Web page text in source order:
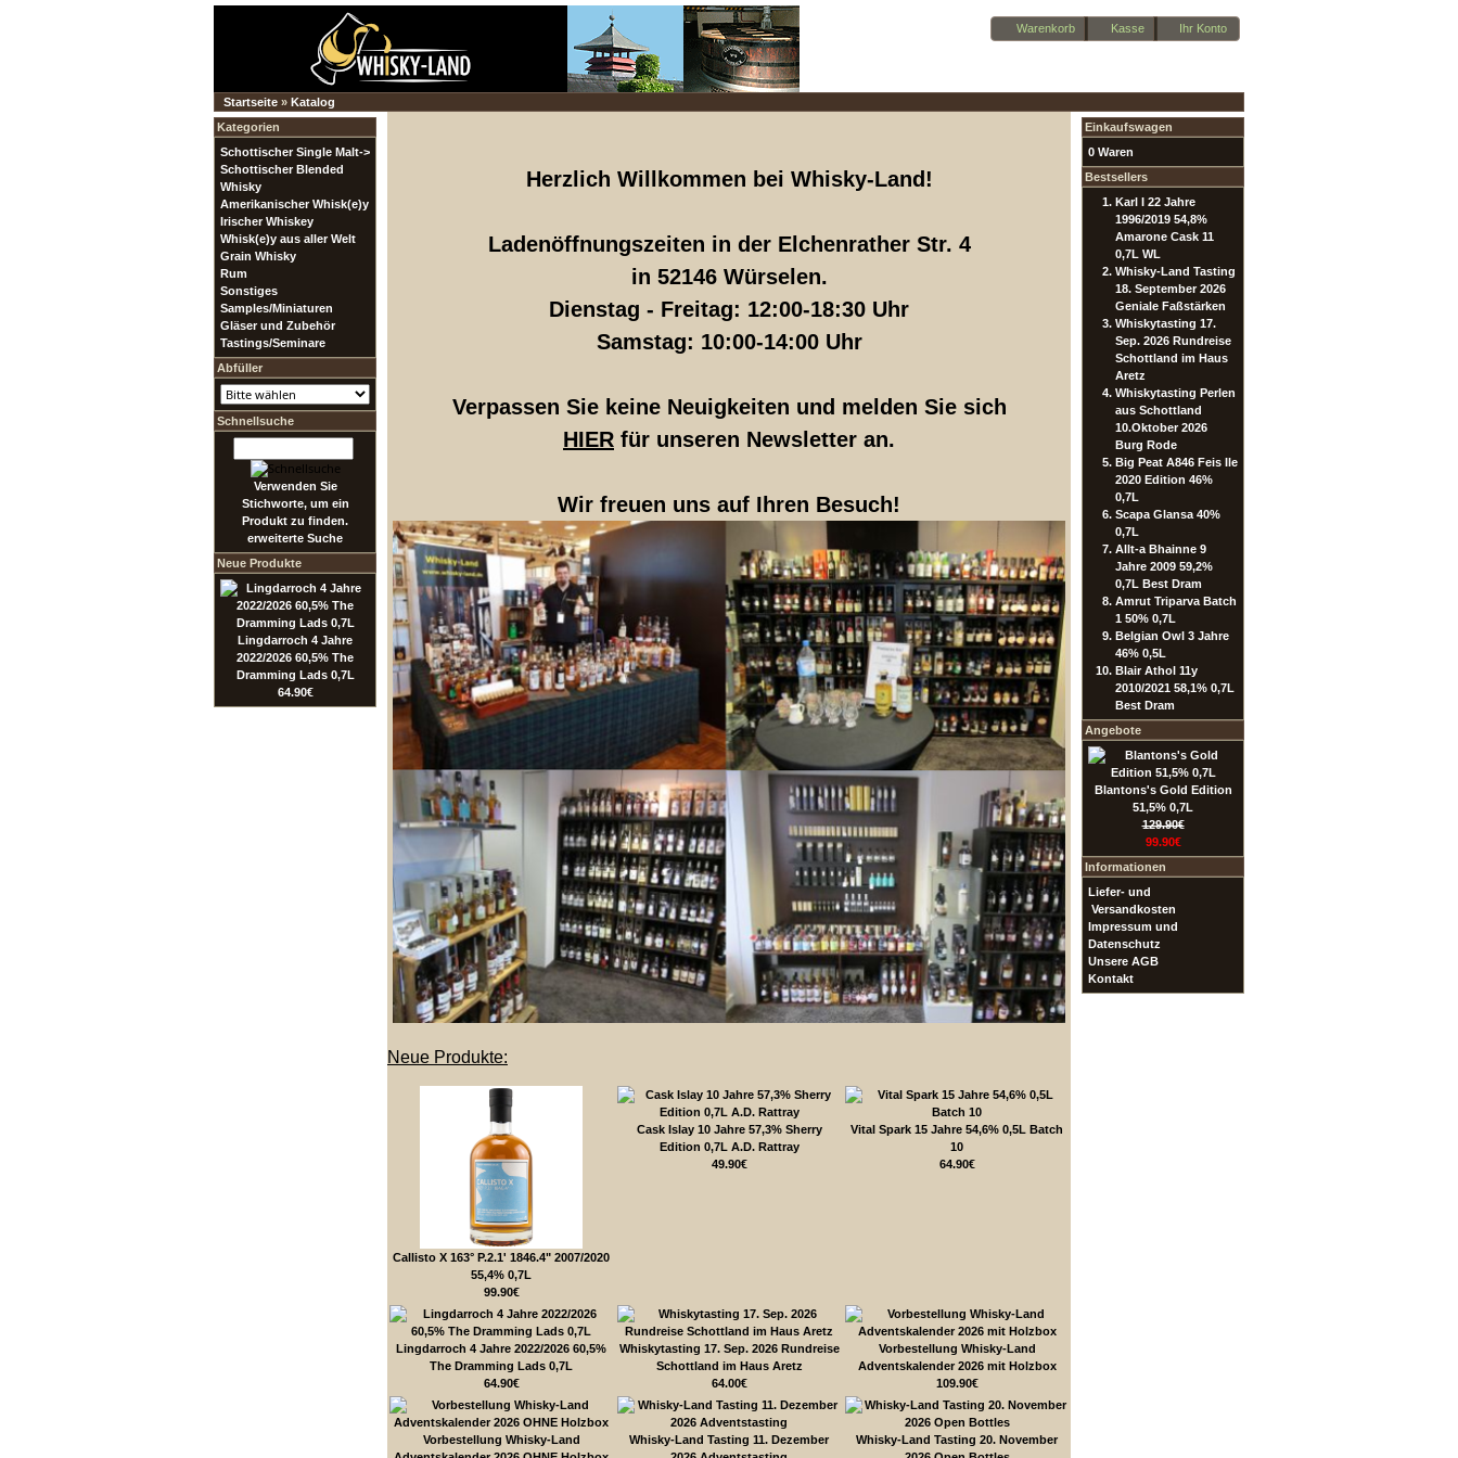
Warenkorb Kasse Ihr Konto
Startseite » Katalog
Herzlich Willkommen bei Whisky-Land!
Ladenöffnungszeiten in der Elchenrather Str. 4
in 52146 Würselen.
Dienstag - Freitag: 12:00-18:30 Uhr
Samstag: 10:00-14:00 Uhr
Verpassen Sie keine Neuigkeiten und melden Sie sich
HIER für unseren Newsletter an.
Wir freuen uns auf Ihren Besuch!
Neue Produkte:
Callisto X 163° P.2.1' 1846.4" 2007/2020
55,4% 0,7L
99.90€
Cask Islay 10 Jahre 57,3% Sherry
Edition 0,7L A.D. Rattray
49.90€
Vital Spark 15 Jahre 54,6% 0,5L Batch
10
64.90€
Lingdarroch 4 Jahre 2022/2026 60,5%
The Dramming Lads 0,7L
64.90€
Whiskytasting 17. Sep. 2026 Rundreise
Schottland im Haus Aretz
64.00€
Vorbestellung Whisky-Land
Adventskalender 2026 mit Holzbox
109.90€
Vorbestellung Whisky-Land
Whisky-Land Tasting 11. Dezember
Whisky-Land Tasting 20. November
Kategorien
Schottischer Single Malt->
Schottischer Blended
Whisky
Amerikanischer Whisk(e)y
Irischer Whiskey
Whisk(e)y aus aller Welt
Grain Whisky
Rum
Sonstiges
Samples/Miniaturen
Gläser und Zubehör
Tastings/Seminare
Abfüller
Schnellsuche
Verwenden Sie
Stichworte, um ein
Produkt zu finden.
erweiterte Suche
Neue Produkte
Lingdarroch 4 Jahre
2022/2026 60,5% The
Dramming Lads 0,7L
64.90€
Einkaufswagen
0 Waren
Bestsellers
Karl I 22 Jahre
1996/2019 54,8%
Amarone Cask 11
0,7L WL
Whisky-Land Tasting
18. September 2026
Geniale Faßstärken
Whiskytasting 17.
Sep. 2026 Rundreise
Schottland im Haus
Aretz
Whiskytasting Perlen
aus Schottland
10.Oktober 2026
Burg Rode
Big Peat A846 Feis Ile
2020 Edition 46%
0,7L
Scapa Glansa 40%
0,7L
Allt-a Bhainne 9
Jahre 2009 59,2%
0,7L Best Dram
Amrut Triparva Batch
1 50% 0,7L
Belgian Owl 3 Jahre
46% 0,5L
Blair Athol 11y
2010/2021 58,1% 0,7L
Best Dram
Angebote
Blantons's Gold Edition
51,5% 0,7L
129.90€
99.90€
Informationen
Liefer- und
Versandkosten
Impressum und
Datenschutz
Unsere AGB
Kontakt